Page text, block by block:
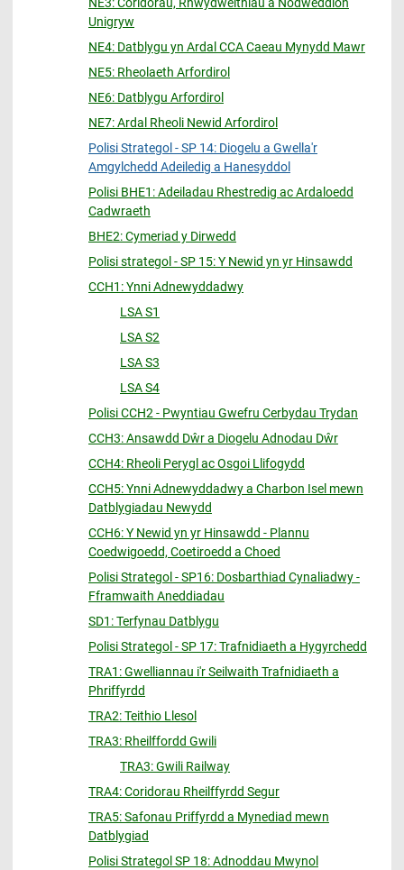
NE3: Coridorau, Rhwydweithiau a Nodweddion
Unigryw
NE4: Datblygu yn Ardal CCA Caeau Mynydd Mawr
NE5: Rheolaeth Arfordirol
NE6: Datblygu Arfordirol
NE7: Ardal Rheoli Newid Arfordirol
Polisi Strategol - SP 14: Diogelu a Gwella'r
Amgylchedd Adeiledig a Hanesyddol
Polisi BHE1: Adeiladau Rhestredig ac Ardaloedd
Cadwraeth
BHE2: Cymeriad y Dirwedd
Polisi strategol - SP 15: Y Newid yn yr Hinsawdd
CCH1: Ynni Adnewyddadwy
LSA S1
LSA S2
LSA S3
LSA S4
Polisi CCH2 - Pwyntiau Gwefru Cerbydau Trydan
CCH3: Ansawdd Dŵr a Diogelu Adnodau Dŵr
CCH4: Rheoli Perygl ac Osgoi Llifogydd
CCH5: Ynni Adnewyddadwy a Charbon Isel mewn
Datblygiadau Newydd
CCH6: Y Newid yn yr Hinsawdd - Plannu
Coedwigoedd, Coetiroedd a Choed
Polisi Strategol - SP16: Dosbarthiad Cynaliadwy -
Fframwaith Aneddiadau
SD1: Terfynau Datblygu
Polisi Strategol - SP 17: Trafnidiaeth a Hygyrchedd
TRA1: Gwelliannau i'r Seilwaith Trafnidiaeth a
Phriffyrdd
TRA2: Teithio Llesol
TRA3: Rheilffordd Gwili
TRA3: Gwili Railway
TRA4: Coridorau Rheilffyrdd Segur
TRA5: Safonau Priffyrdd a Mynediad mewn
Datblygiad
Polisi Strategol SP 18: Adnoddau Mwynol